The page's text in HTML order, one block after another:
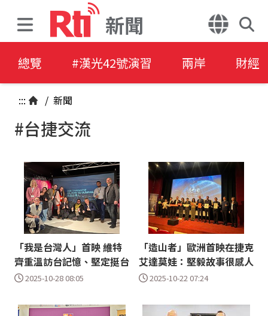
新聞
總覽 #漢光42號演習 兩岸 財經
::: / 新聞
#台捷交流
「我是台灣人」首映 維特
齊重溫訪台記憶、堅定挺台
2025-10-28 08:05
「造山者」歐洲首映在捷克
艾達莫娃：堅毅故事很感人
2025-10-22 07:24